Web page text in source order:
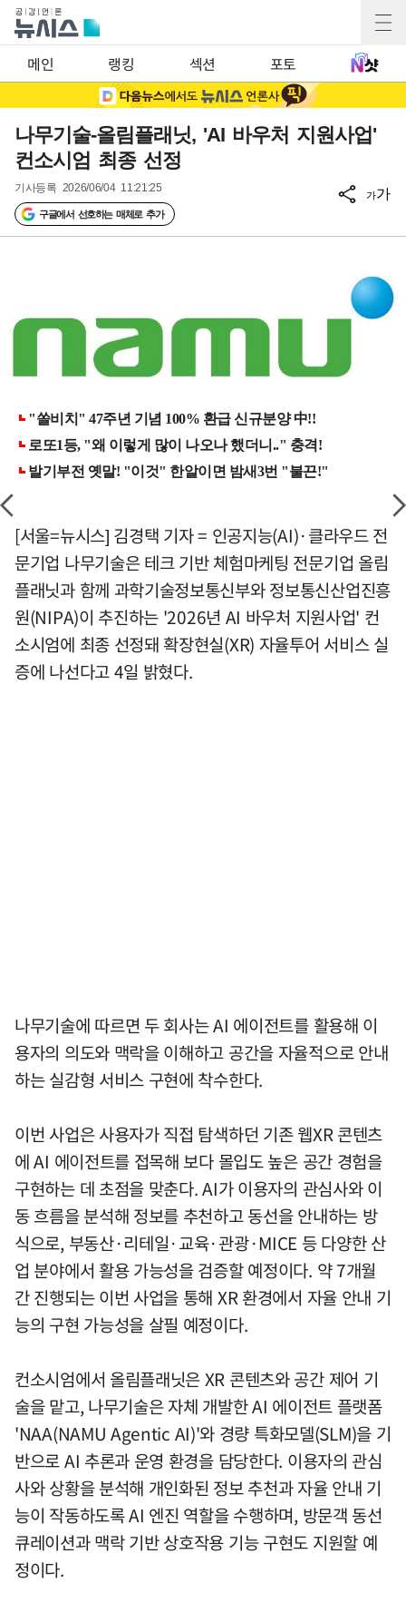
메인 랭킹 섹션 포토
나무기술-올림플래닛, 'AI 바우처 지원사업'
컨소시엄 최종 선정
기사등록 2026/06/04 11:21:25
구글에서 선호하는 매체로 추가
가가
[서울=뉴시스] 김경택 기자 = 인공지능(AI)·클라우드 전
문기업 나무기술은 테크 기반 체험마케팅 전문기업 올림
플래닛과 함께 과학기술정보통신부와 정보통신산업진흥
원(NIPA)이 추진하는 '2026년 AI 바우처 지원사업' 컨
소시엄에 최종 선정돼 확장현실(XR) 자율투어 서비스 실
증에 나선다고 4일 밝혔다.
나무기술에 따르면 두 회사는 AI 에이전트를 활용해 이
용자의 의도와 맥락을 이해하고 공간을 자율적으로 안내
하는 실감형 서비스 구현에 착수한다.
이번 사업은 사용자가 직접 탐색하던 기존 웹XR 콘텐츠
에 AI 에이전트를 접목해 보다 몰입도 높은 공간 경험을
구현하는 데 초점을 맞춘다. AI가 이용자의 관심사와 이
동 흐름을 분석해 정보를 추천하고 동선을 안내하는 방
식으로, 부동산·리테일·교육·관광·MICE 등 다양한 산
업 분야에서 활용 가능성을 검증할 예정이다. 약 7개월
간 진행되는 이번 사업을 통해 XR 환경에서 자율 안내 기
능의 구현 가능성을 살필 예정이다.
컨소시엄에서 올림플래닛은 XR 콘텐츠와 공간 제어 기
술을 맡고, 나무기술은 자체 개발한 AI 에이전트 플랫폼
'NAA(NAMU Agentic AI)'와 경량 특화모델(SLM)을 기
반으로 AI 추론과 운영 환경을 담당한다. 이용자의 관심
사와 상황을 분석해 개인화된 정보 추천과 자율 안내 기
능이 작동하도록 AI 엔진 역할을 수행하며, 방문객 동선
큐레이션과 맥락 기반 상호작용 기능 구현도 지원할 예
정이다.